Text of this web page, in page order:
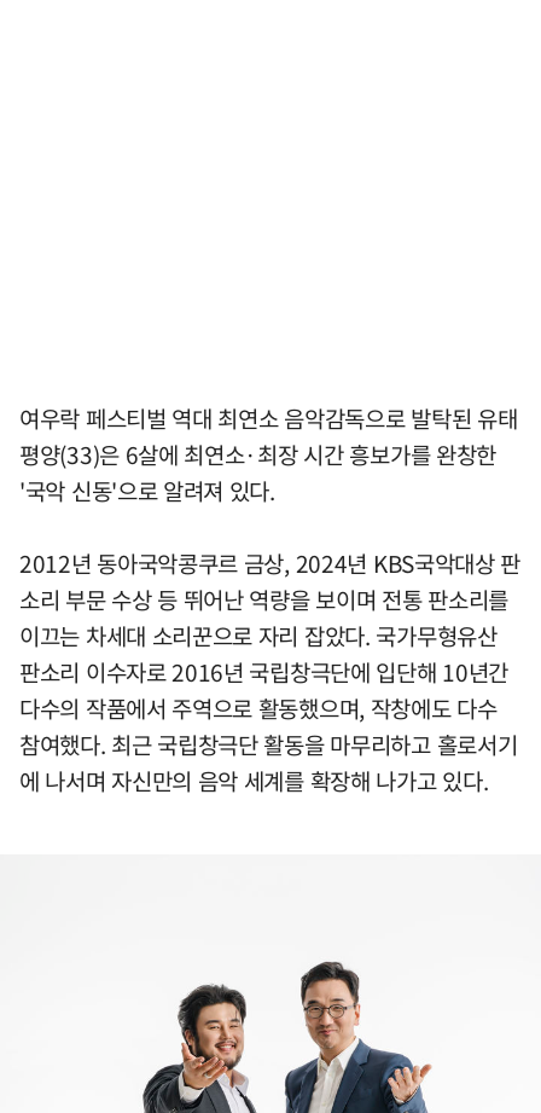
여우락 페스티벌 역대 최연소 음악감독으로 발탁된 유태
평양(33)은 6살에 최연소·최장 시간 흥보가를 완창한
'국악 신동'으로 알려져 있다.
2012년 동아국악콩쿠르 금상, 2024년 KBS국악대상 판
소리 부문 수상 등 뛰어난 역량을 보이며 전통 판소리를
이끄는 차세대 소리꾼으로 자리 잡았다. 국가무형유산
판소리 이수자로 2016년 국립창극단에 입단해 10년간
다수의 작품에서 주역으로 활동했으며, 작창에도 다수
참여했다. 최근 국립창극단 활동을 마무리하고 홀로서기
에 나서며 자신만의 음악 세계를 확장해 나가고 있다.